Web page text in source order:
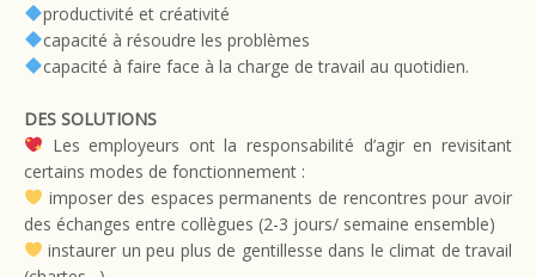
productivité et créativité
capacité à résoudre les problèmes
capacité à faire face à la charge de travail au quotidien.
DES SOLUTIONS
Les employeurs ont la responsabilité d’agir en revisitant
certains modes de fonctionnement :
imposer des espaces permanents de rencontres pour avoir
des échanges entre collègues (2-3 jours/ semaine ensemble)
instaurer un peu plus de gentillesse dans le climat de travail